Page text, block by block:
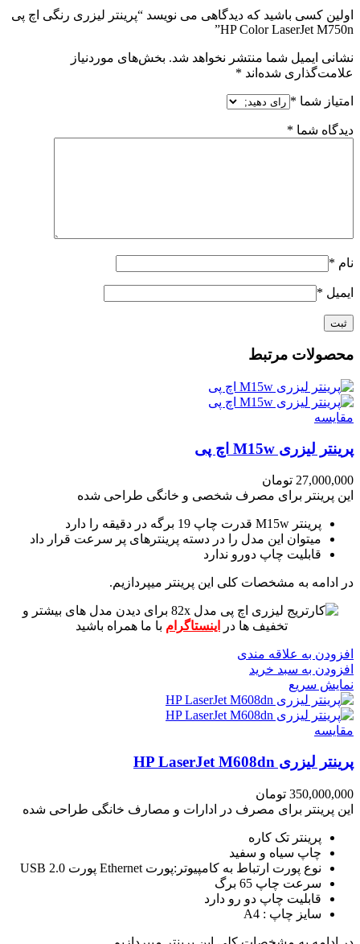
اولین کسی باشید که دیدگاهی می نویسد “پرینتر لیزری رنگی اچ پی
HP Color LaserJet M750n”
نشانی ایمیل شما منتشر نخواهد شد. بخش‌های موردنیاز
علامت‌گذاری شده‌اند *
امتیاز شما *
دیدگاه شما *
نام *
ایمیل *
محصولات مرتبط
مقايسه
پرینتر لیزری M15w اچ پی
27,000,000 تومان
این پرینتر برای مصرف شخصی و خانگی طراحی شده
پرینتر M15w قدرت چاپ 19 برگه در دقیقه را دارد
میتوان این مدل را در دسته پرینترهای پر سرعت قرار داد
قابلیت چاپ دورو ندارد
در ادامه به مشخصات کلی این پرینتر میپردازیم.
برای دیدن مدل های بیشتر و
تخفیف ها در
اینستاگرام با ما همراه باشید
افزودن به علاقه مندی
افزودن به سبد خرید
نمایش سریع
مقايسه
پرینتر لیزری HP LaserJet M608dn
350,000,000 تومان
این پرینتر برای مصرف در ادارات و مصارف خانگی طراحی شده
پرینتر تک کاره
چاپ سیاه و سفید
نوع پورت ارتباط به کامپیوتر:پورت Ethernet پورت USB 2.0
سرعت چاپ 65 برگ
قابلیت چاپ دو رو دارد
سایز چاپ : A4